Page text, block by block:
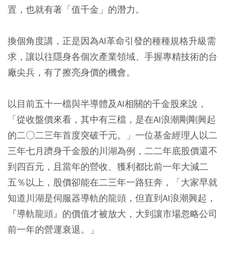
置，也就有著「值千金」的潛力。
換個角度講，正是因為AI革命引發的種種規格升級需
求，讓以往隱身各個次產業領域、手握專精技術的台
廠尖兵，有了擦亮身價的機會。
以目前五十一檔與半導體及AI相關的千金股來說，
「從收盤價來看，其中有三檔，是在AI浪潮剛剛興起
的二○二三年首度突破千元。」一位基金經理人以二
三年七月躋身千金股的川湖為例，二二年底股價還不
到四百元，且當年的營收、獲利都比前一年大減二
五％以上，股價卻能在二三年一路狂奔，「大家早就
知道川湖是伺服器導軌的龍頭，但直到AI浪潮興起，
『導軌龍頭』的價值才被放大，大到讓市場忽略公司
前一年的營運衰退。」